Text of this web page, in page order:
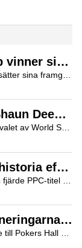
Årets spelare Shaun Deeb vinner sitt åttonde WSOP-armband
Hellmuth tycker inte att Shaun Deeb skulle vunnit WSOP POY
Phil Hellmuth har gått ut och kritiserat valet av World Series of Poker (WSOP) Player of the Year 2025. Han anser att Shaun Deeb inte är en värdig vinnare av priset. Det är främst det nuvarande poängsystemet han riktar kritik…
Michael Mizrachi skriver historia efter fjärde vunna titeln
Poker Hall Of Fame nomineringarna ute för 2023
Efter att man har fått nominera spelare till Pokers Hall Of Fame är processen nu nere på tio finalister. Tyvärr har vi ingen svensk med bland de kvarstående nominerade i år heller då man i princip har kopierat listan från…